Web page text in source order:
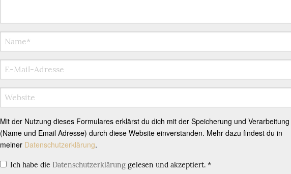
Mit der Nutzung dieses Formulares erklärst du dich mit der Speicherung und
(Name und Email Adresse) durch diese Website einverstanden. Mehr dazu findest du in
meiner Datenschutzerklärung.
Ich habe die Datenschutzerklärung gelesen und akzeptiert. *